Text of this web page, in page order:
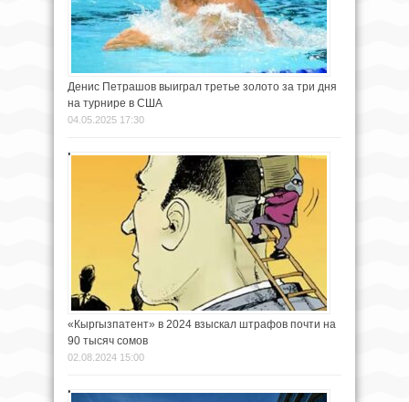
Денис Петрашов выиграл третье золото за три дня
на турнире в США
04.05.2025 17:30
«Кыргызпатент» в 2024 взыскал штрафов почти на
90 тысяч сомов
02.08.2024 15:00